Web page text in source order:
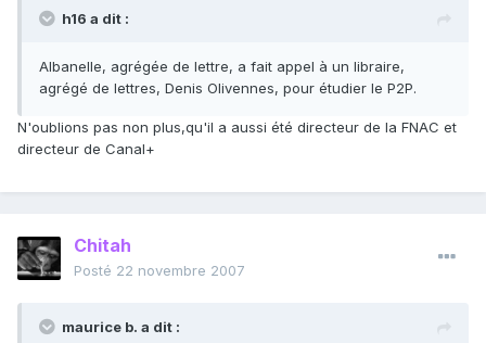
h16 a dit :
Albanelle, agrégée de lettre, a fait appel à un libraire,
agrégé de lettres, Denis Olivennes, pour étudier le P2P.
N'oublions pas non plus,qu'il a aussi été directeur de la FNAC et
directeur de Canal+
Chitah
Posté 22 novembre 2007
maurice b. a dit :